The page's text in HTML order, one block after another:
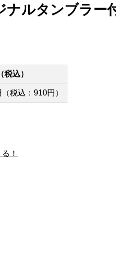
ルタンブラー
税込）
税込：910円）
！